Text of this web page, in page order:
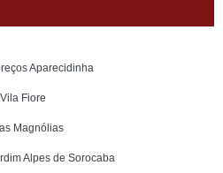
Aparecidinha
Fiore
Magnólias
Alpes de Sorocaba